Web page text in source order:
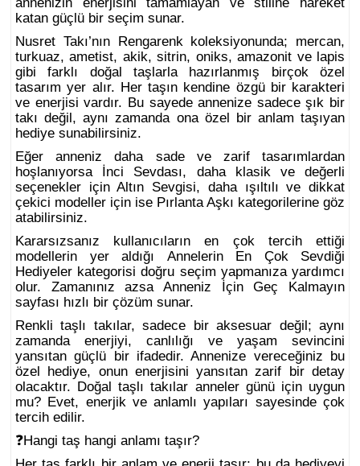
katan güçlü bir seçim sunar.
Nusret Takı’nın Rengarenk koleksiyonunda; mercan,
turkuaz, ametist, akik, sitrin, oniks, amazonit ve lapis
gibi farklı doğal taşlarla hazırlanmış birçok özel
tasarım yer alır. Her taşın kendine özgü bir karakteri
ve enerjisi vardır. Bu sayede annenize sadece şık bir
takı değil, aynı zamanda ona özel bir anlam taşıyan
hediye sunabilirsiniz.
Eğer anneniz daha sade ve zarif tasarımlardan
hoşlanıyorsa İnci Sevdası, daha klasik ve değerli
seçenekler içinAltın Sevgisi, daha ışıltılı ve dikkat
çekici modeller için ise Pırlanta Aşkı kategorilerine göz
atabilirsiniz.
Kararsızsanız kullanıcıların en çok tercih ettiği
modellerin yer aldığı Annelerin En Çok Sevdiği
Hediyeler kategorisi doğru seçim yapmanıza yardımcı
olur. Zamanınız azsa Anneniz İçin Geç Kalmayın
sayfası hızlı bir çözüm sunar.
Renkli taşlı takılar, sadece bir aksesuar değil; aynı
zamanda enerjiyi, canlılığı ve yaşam sevincini
yansıtan güçlü bir ifadedir. Annenize vereceğiniz bu
özel hediye, onun enerjisini yansıtan zarif bir detay
olacaktır. Doğal taşlı takılar anneler günü için uygun
mu? Evet, enerjik ve anlamlı yapıları sayesinde çok
tercih edilir.
❓Hangi taş hangi anlamı taşır?